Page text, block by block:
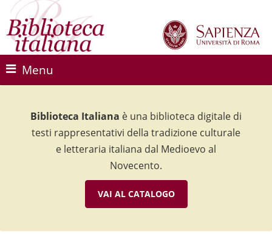
Menu
Biblioteca Italiana è una biblioteca digitale di
testi rappresentativi della tradizione culturale
e letteraria italiana dal Medioevo al
Novecento.
VAI AL CATALOGO
Biblioteca Italiana è una biblioteca digitale di
testi rappresentativi della tradizione culturale
e letteraria italiana dal Medioevo al
Novecento.
VAI AL CATALOGO
Biblioteca Italiana è una biblioteca digitale di
testi rappresentativi della tradizione culturale
e letteraria italiana dal Medioevo al
Novecento.
VAI AL CATALOGO